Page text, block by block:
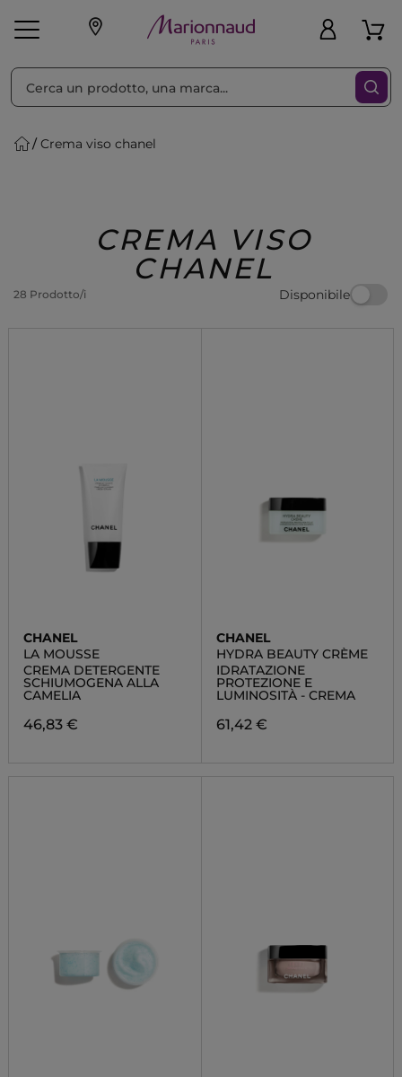
Make-up Profumi
Regalo
Crema viso chanel
CREMA VISO
CHANEL
28 Prodotto/i Disponibile
Ordina per Filtra
CHANEL
LA MOUSSE
CREMA DETERGENTE
SCHIUMOGENA ALLA
CAMELIA
46,83 €
CHANEL
HYDRA BEAUTY CRÈME
IDRATAZIONE
PROTEZIONE E
LUMINOSITÀ - CREMA
61,42 €